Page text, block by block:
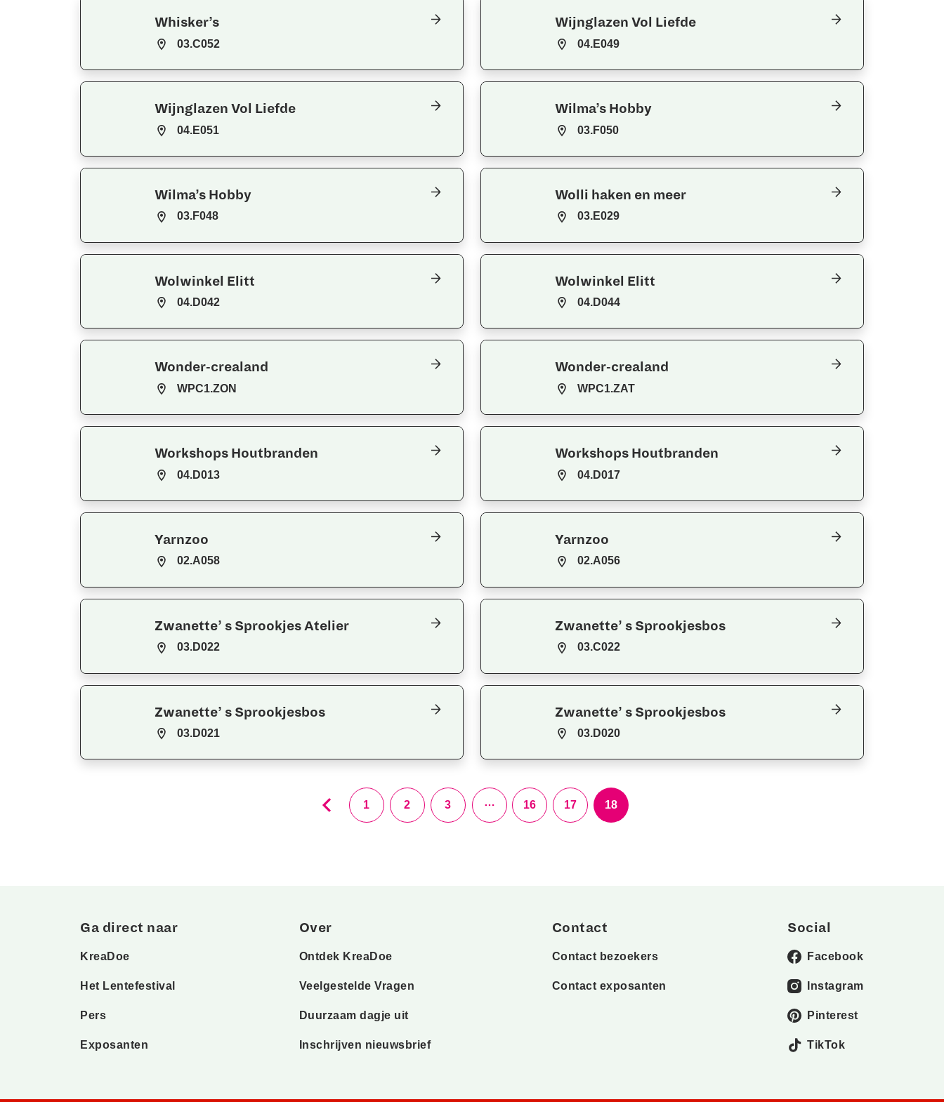
Whisker’s
03.C052
Wijnglazen Vol Liefde
04.E049
Wijnglazen Vol Liefde
04.E051
Wilma’s Hobby
03.F050
Wilma’s Hobby
03.F048
Wolli haken en meer
03.E029
Wolwinkel Elitt
04.D042
Wolwinkel Elitt
04.D044
Wonder-crealand
WPC1.ZON
Wonder-crealand
WPC1.ZAT
Workshops Houtbranden
04.D013
Workshops Houtbranden
04.D017
Yarnzoo
02.A058
Yarnzoo
02.A056
Zwanette’ s Sprookjes Atelier
03.D022
Zwanette’ s Sprookjesbos
03.C022
Zwanette’ s Sprookjesbos
03.D021
Zwanette’ s Sprookjesbos
03.D020
1 2 3 … 16 17 18
Ga direct naar
KreaDoe
Het Lentefestival
Pers
Exposanten
Over
Ontdek KreaDoe
Veelgestelde Vragen
Duurzaam dagje uit
Inschrijven nieuwsbrief
Contact
Contact bezoekers
Contact exposanten
Social
Facebook
Instagram
Pinterest
TikTok